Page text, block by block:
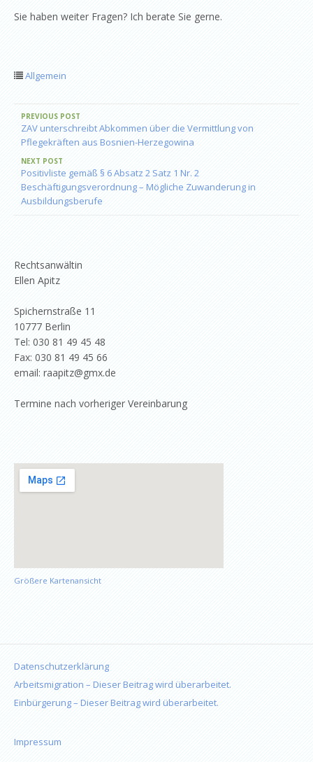
Sie haben weiter Fragen? Ich berate Sie gerne.
Allgemein
PREVIOUS POST
ZAV unterschreibt Abkommen über die Vermittlung von
Pflegekräften aus Bosnien-Herzegowina
NEXT POST
Positivliste gemäß § 6 Absatz 2 Satz 1 Nr. 2
Beschäftigungsverordnung – Mögliche Zuwanderung in
Ausbildungsberufe
Rechtsanwältin
Ellen Apitz
Spichernstraße 11
10777 Berlin
Tel: 030 81 49 45 48
Fax: 030 81 49 45 66
email: raapitz@gmx.de
Termine nach vorheriger Vereinbarung
Größere Kartenansicht
Datenschutzerklärung
Arbeitsmigration – Dieser Beitrag wird überarbeitet.
Einbürgerung – Dieser Beitrag wird überarbeitet.
Impressum